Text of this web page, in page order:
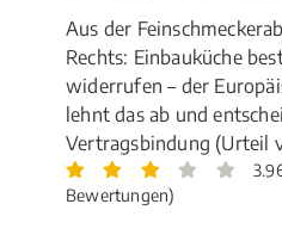
Aus der
Rechts: Einbauküche
widerrufen – der
lehnt das ab und
Vertragsbindung (Urteil
Bewertungen)